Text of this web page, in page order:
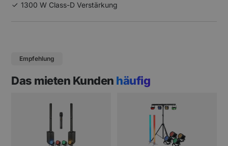
1300 W Class-D Verstärkung
Empfehlung
Das mieten Kunden häufig